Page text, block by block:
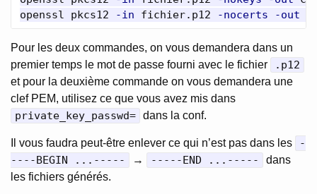
openssl pkcs12
-in fichier.p12 -nocerts -out
Pour les deux commandes, on vous demandera dans un
premier temps le mot de passe fourni avec le fichier
.p12
et pour la deuxième commande on vous demandera une
clef PEM, utilisez ce que vous avez mis dans
private_key_passwd= dans la conf.
Il vous faudra peut-être enlever ce qui n’est pas dans les
-
----BEGIN ...-----
→ -----END ...-----
dans
les fichiers générés.